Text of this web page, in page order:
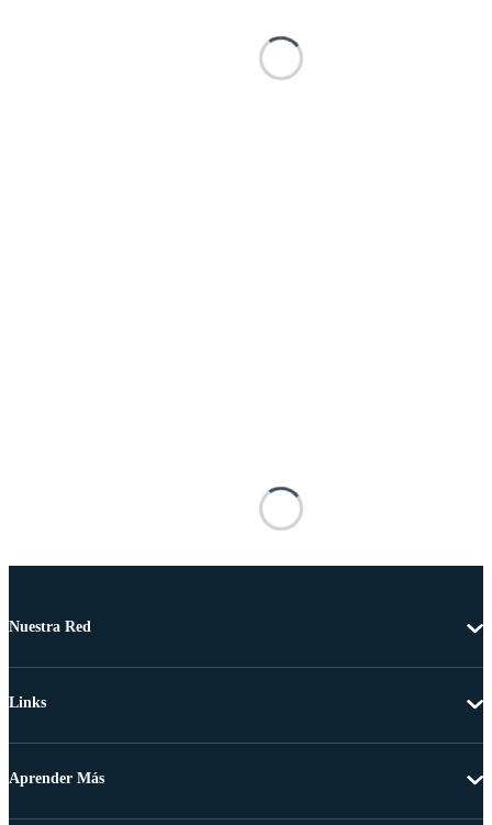
Nuestra Red
Links
Aprender Más